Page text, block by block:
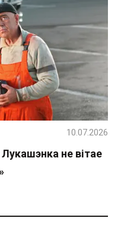
не вітае
10.07.2026